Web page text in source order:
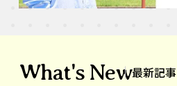
What's New最新記事